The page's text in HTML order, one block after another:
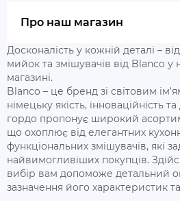
Про наш магазин
Досконалість у кожній деталі –
мийок та змішувачів від Blanco у
магазині.
Blanco – це бренд зі світовим
німецьку якість, інноваційність
гордо пропонує широкий
що охоплює від елегантних
функціональних змішувачів, які
найвимогливіших покупців.
вибір вам допоможе детальний
зазначення його характеристик